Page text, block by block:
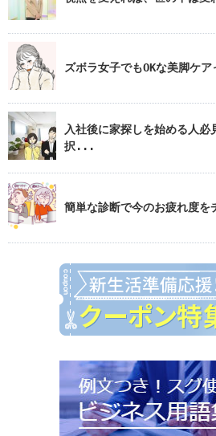
ズボラ女子でもOKな美脚ケア
入社後に家探しを始める人
択...
簡単な診断で今のお疲れ度を